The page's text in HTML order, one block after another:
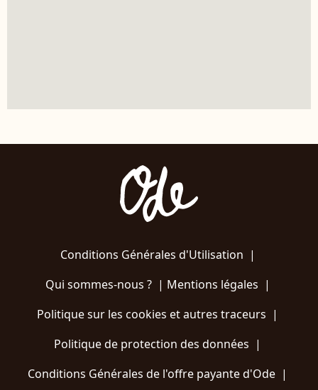
Conditions Générales d'Utilisation |
Qui sommes-nous ?| Mentions légales |
Politique sur les cookies et autres traceurs |
Politique de protection des données |
Conditions Générales de l'offre payante d'Ode |